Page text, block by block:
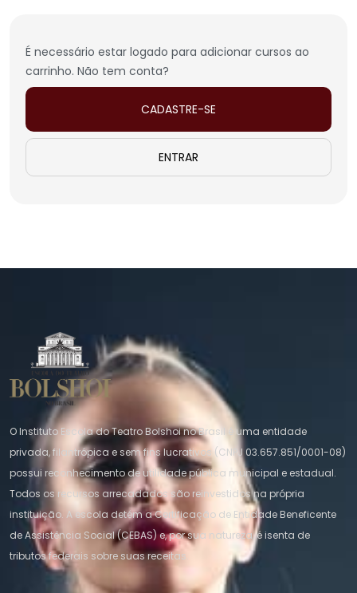
É necessário estar logado para adicionar cursos ao
carrinho. Não tem conta?
CADASTRE-SE
ENTRAR
O Instituto Escola do Teatro Bolshoi no Brasil é uma entidade
privada, filantrópica e sem fins lucrativos (CNPJ 03.657.851/0001-08)
possui reconhecimento de utilidade pública municipal e estadual.
Todos os recursos arrecadados são reinvestidos na própria
instituição. A escola detém a Certificação de Entidade Beneficente
de Assistência Social (CEBAS) e, por sua natureza, é isenta de
tributos federais sobre suas receitas.